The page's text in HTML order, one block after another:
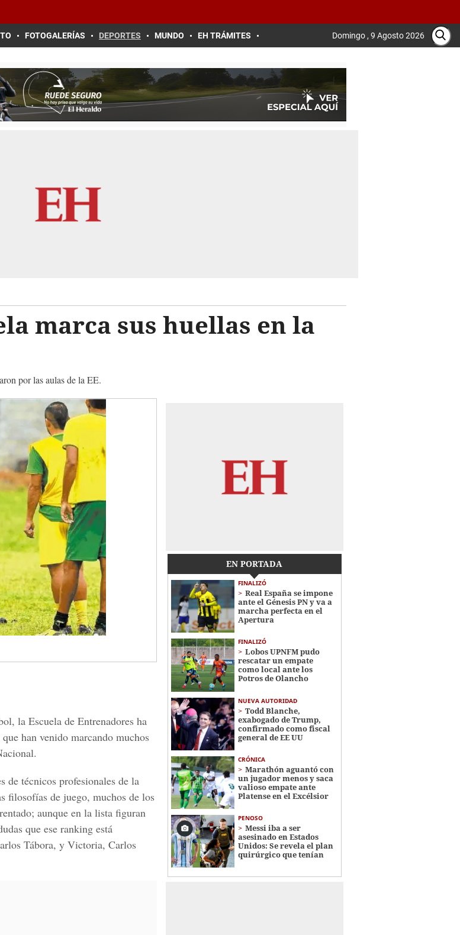
FOTOGALERÍAS DEPORTES MUNDO EH TRÁMITES Domingo , 9 Agosto 2026
marca sus huellas en la
por las aulas de la EE.
la Escuela de Entrenadores ha
han venido marcando muchos
de técnicos profesionales de la
filosofías de juego, muchos de los
aunque en la lista figuran
que ese ranking está
Tábora, y Victoria, Carlos
EN PORTADA
FINALIZÓ
Real España se impone
ante el Génesis PN y va a
marcha perfecta en el
Apertura
FINALIZÓ
Lobos UPNFM pudo
rescatar un empate
como local ante los
Potros de Olancho
NUEVA AUTORIDAD
Todd Blanche,
exabogado de Trump,
confirmado como fiscal
general de EE UU
CRÓNICA
Marathón aguantó con
un jugador menos y saca
valioso empate ante
Platense en el Excélsior
PENOSO
Messi iba a ser
asesinado en Estados
Unidos: Se revela el plan
quirúrgico que tenían